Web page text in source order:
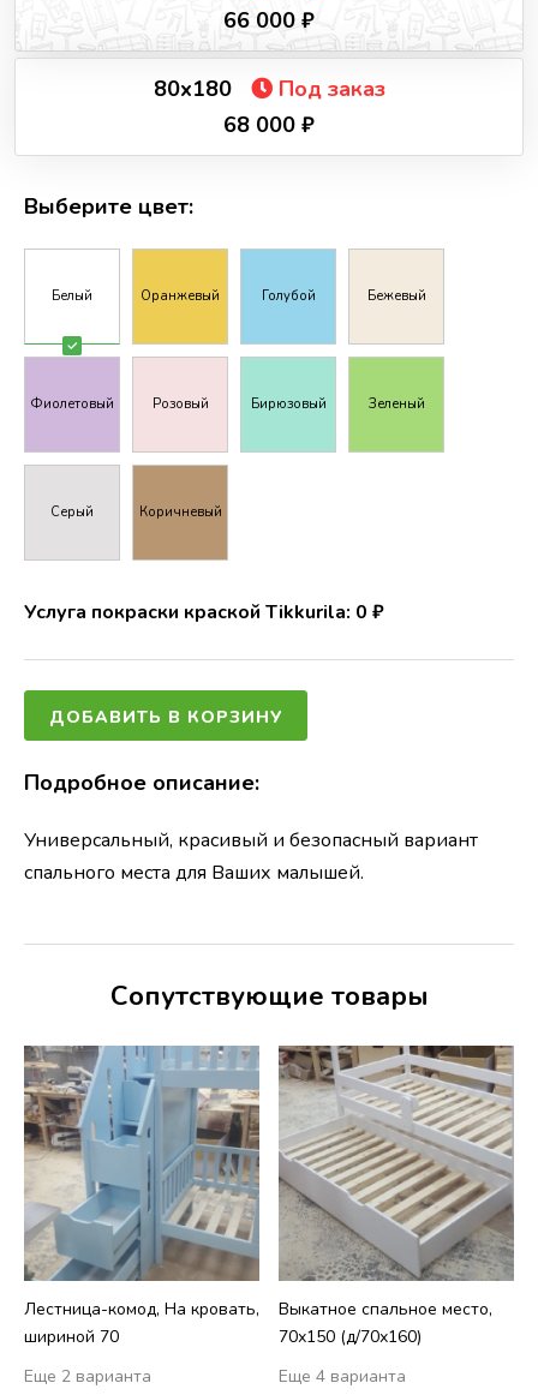
66 000 ₽
80х180
Под заказ
68 000 ₽
Выберите цвет:
Белый Оранжевый Голубой Бежевый
Фиолетовый Розовый Бирюзовый Зеленый
Серый Коричневый
Услуга покраски краской Tikkurila: 0 ₽
ДОБАВИТЬ В КОРЗИНУ
Подробное описание:
Универсальный, красивый и безопасный вариант
спального места для Ваших малышей.
Сопутствующие товары
Лестница-комод, На кровать,
шириной 70
Еще 2 варианта
Выкатное спальное место,
70х150 (д/70х160)
Еще 4 варианта